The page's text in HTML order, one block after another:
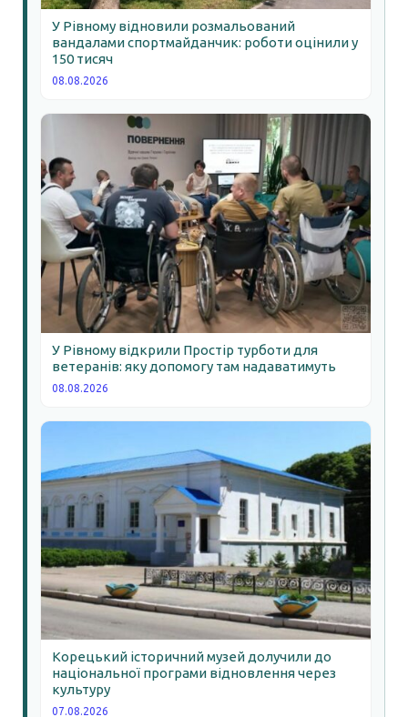
У Рівному відновили розмальований
вандалами спортмайданчик: роботи оцінили у
150 тисяч
08.08.2026
У Рівному відкрили Простір турботи для
ветеранів: яку допомогу там надаватимуть
08.08.2026
Корецький історичний музей долучили до
національної програми відновлення через
культуру
07.08.2026